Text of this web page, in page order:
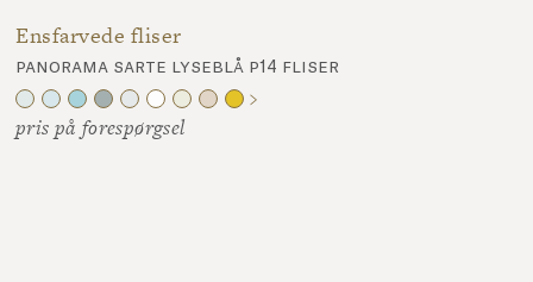
Ensfarvede fliser
panorama sarte lyseblå p14 fliser
pris på forespørgsel